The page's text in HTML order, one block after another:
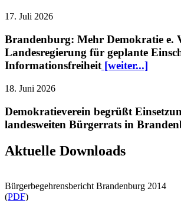
17. Juli 2026
Brandenburg: Mehr Demokratie e.
Landesregierung für geplante
Informationsfreiheit [weiter...]
18. Juni 2026
Demokratieverein begrüßt
landesweiten Bürgerrats in
Aktuelle Downloads
Bürgerbegehrensbericht Brandenburg 2014
(PDF)